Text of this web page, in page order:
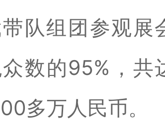
队组团参观展
数的95%，共
多万人民币。